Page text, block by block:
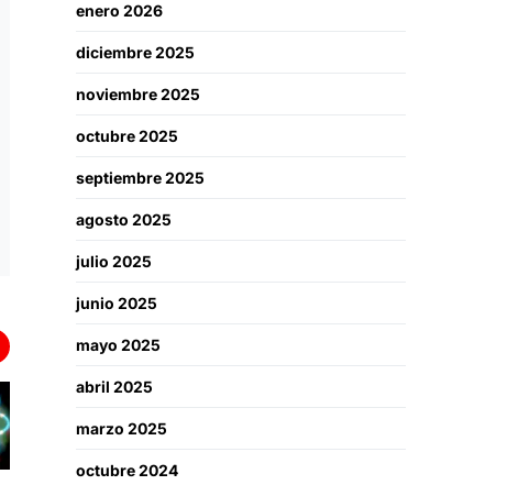
enero 2026
diciembre 2025
noviembre 2025
octubre 2025
septiembre 2025
agosto 2025
julio 2025
junio 2025
mayo 2025
abril 2025
marzo 2025
octubre 2024